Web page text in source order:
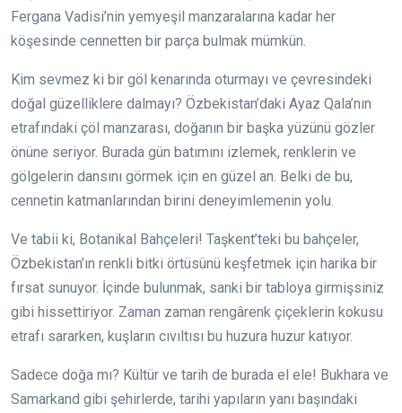
Fergana Vadisi’nin yemyeşil manzaralarına kadar her
köşesinde cennetten bir parça bulmak mümkün.
Kim sevmez ki bir göl kenarında oturmayı ve çevresindeki
doğal güzelliklere dalmayı? Özbekistan’daki Ayaz Qala’nın
etrafındaki çöl manzarası, doğanın bir başka yüzünü gözler
önüne seriyor. Burada gün batımını izlemek, renklerin ve
gölgelerin dansını görmek için en güzel an. Belki de bu,
cennetin katmanlarından birini deneyimlemenin yolu.
Ve tabii ki, Botanikal Bahçeleri! Taşkent’teki bu bahçeler,
Özbekistan’ın renkli bitki örtüsünü keşfetmek için harika bir
fırsat sunuyor. İçinde bulunmak, sanki bir tabloya girmişsiniz
gibi hissettiriyor. Zaman zaman rengârenk çiçeklerin kokusu
etrafı sararken, kuşların cıvıltısı bu huzura huzur katıyor.
Sadece doğa mı? Kültür ve tarih de burada el ele! Bukhara ve
Samarkand gibi şehirlerde, tarihi yapıların yanı başındaki